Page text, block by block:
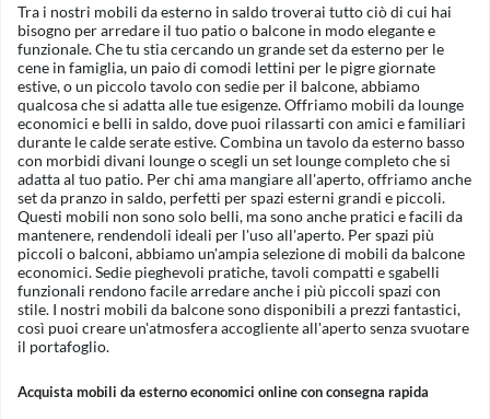
Tra i nostri mobili da esterno in saldo troverai tutto ciò di cui hai
bisogno per arredare il tuo patio o balcone in modo elegante e
funzionale. Che tu stia cercando un grande set da esterno per le
cene in famiglia, un paio di comodi lettini per le pigre giornate
estive, o un piccolo tavolo con sedie per il balcone, abbiamo
qualcosa che si adatta alle tue esigenze. Offriamo mobili da lounge
economici e belli in saldo, dove puoi rilassarti con amici e familiari
durante le calde serate estive. Combina un tavolo da esterno basso
con morbidi divani lounge o scegli un set lounge completo che si
adatta al tuo patio. Per chi ama mangiare all'aperto, offriamo anche
set da pranzo in saldo, perfetti per spazi esterni grandi e piccoli.
Questi mobili non sono solo belli, ma sono anche pratici e facili da
mantenere, rendendoli ideali per l'uso all'aperto. Per spazi più
piccoli o balconi, abbiamo un'ampia selezione di mobili da balcone
economici. Sedie pieghevoli pratiche, tavoli compatti e sgabelli
funzionali rendono facile arredare anche i più piccoli spazi con
stile. I nostri mobili da balcone sono disponibili a prezzi fantastici,
così puoi creare un'atmosfera accogliente all'aperto senza svuotare
il portafoglio.
Acquista mobili da esterno economici online con consegna rapida